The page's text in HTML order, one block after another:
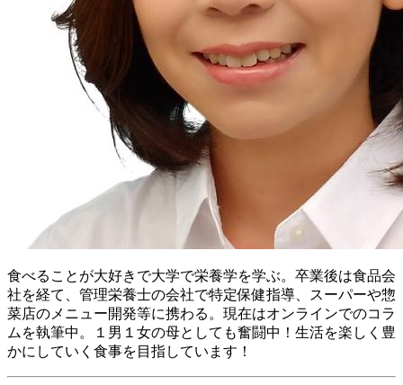
食べることが大好きで大学で栄養学を学ぶ。卒業後は食品会
社を経て、管理栄養士の会社で特定保健指導、スーパーや惣
菜店のメニュー開発等に携わる。現在はオンラインでのコラ
ムを執筆中。１男１女の母としても奮闘中！ 生活を楽しく豊
かにしていく食事を目指しています！